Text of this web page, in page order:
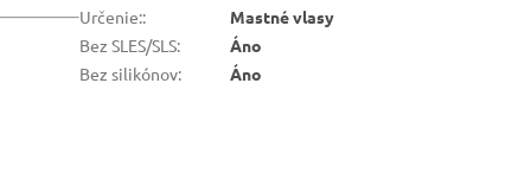
Určenie::
Mastné vlasy
Bez SLES/SLS:
Áno
Bez silikónov: Áno